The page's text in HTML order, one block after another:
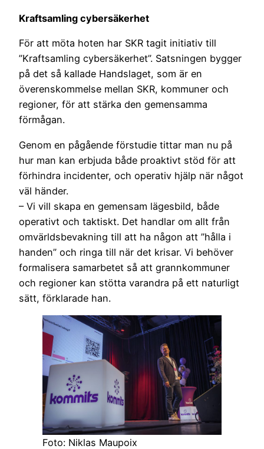
Kraftsamling cybersäkerhet
För att möta hoten har SKR tagit initiativ till
”Kraftsamling cybersäkerhet”. Satsningen bygger
på det så kallade Handslaget, som är en
överenskommelse mellan SKR, kommuner och
regioner, för att stärka den gemensamma
förmågan.
Genom en pågående förstudie tittar man nu på
hur man kan erbjuda både proaktivt stöd för att
förhindra incidenter, och operativ hjälp när något
väl händer.
– Vi vill skapa en gemensam lägesbild, både
operativt och taktiskt. Det handlar om allt från
omvärldsbevakning till att ha någon att ”hålla i
handen” och ringa till när det krisar. Vi behöver
formalisera samarbetet så att grannkommuner
och regioner kan stötta varandra på ett naturligt
sätt, förklarade han.
Foto: Niklas Maupoix